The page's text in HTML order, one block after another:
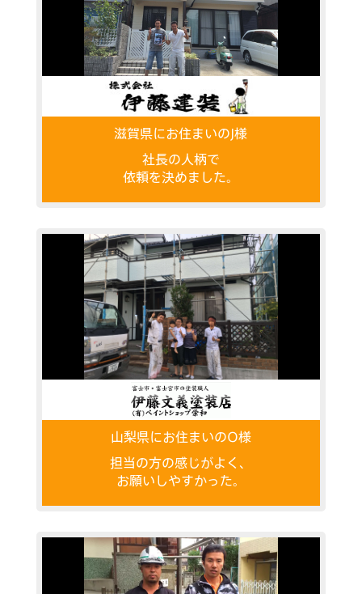
滋賀県にお住まいのJ様
社長の人柄で
依頼を決めました。
山梨県にお住まいのO様
担当の方の感じがよく、
お願いしやすかった。